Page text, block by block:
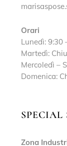
Orari
Lunedì: 9:30
Martedì:
Mercoledì –
Domenica:
SPECIAL
Zona